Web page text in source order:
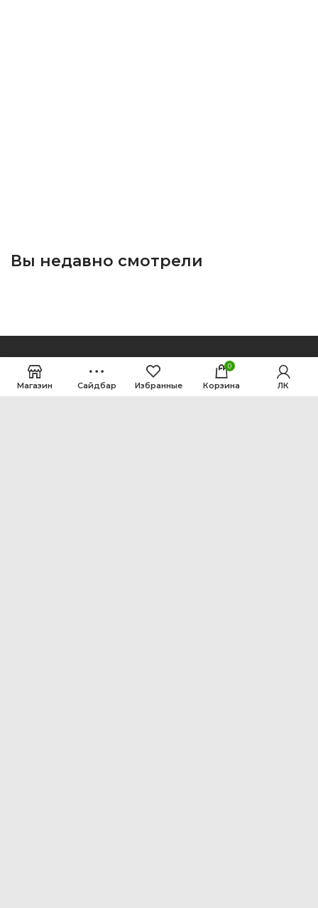
Вы недавно смотрели
Магазин Сайдбар Избранные
0
Корзина ЛК